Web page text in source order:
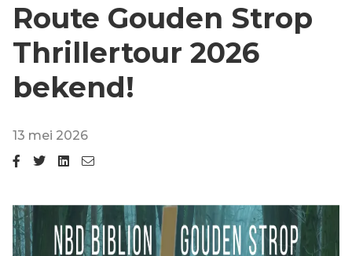
Route Gouden Strop
Thrillertour 2026
bekend!
13 mei 2026